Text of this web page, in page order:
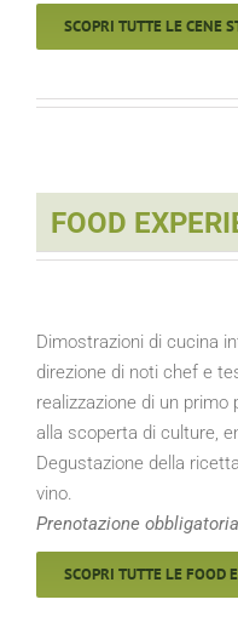
SCOPRI TUTTE LE CENE
FOOD
Dimostrazioni di cucina
direzione di noti chef e
realizzazione di un primo
alla scoperta di culture,
Degustazione della
vino.
Prenotazione
SCOPRI TUTTE LE FOOD